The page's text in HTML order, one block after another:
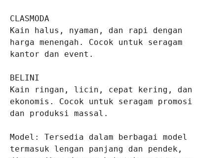
CLASMODA
Kain halus, nyaman, dan rapi dengan
harga menengah. Cocok untuk seragam
kantor dan event.
BELINI
Kain ringan, licin, cepat kering, dan
ekonomis. Cocok untuk seragam promosi
dan produksi massal.
Model: Tersedia dalam berbagai model
termasuk lengan panjang dan pendek,